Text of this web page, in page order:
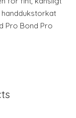
handdukstorkat
Pro Bond Pro